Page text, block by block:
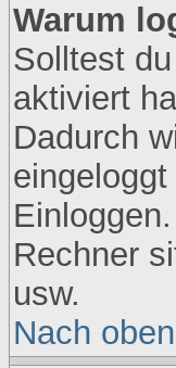
Warum
Solltest
aktiviert
Dadurch
Rechner
usw.
Nach oben